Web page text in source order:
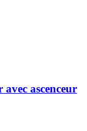
ascenceur